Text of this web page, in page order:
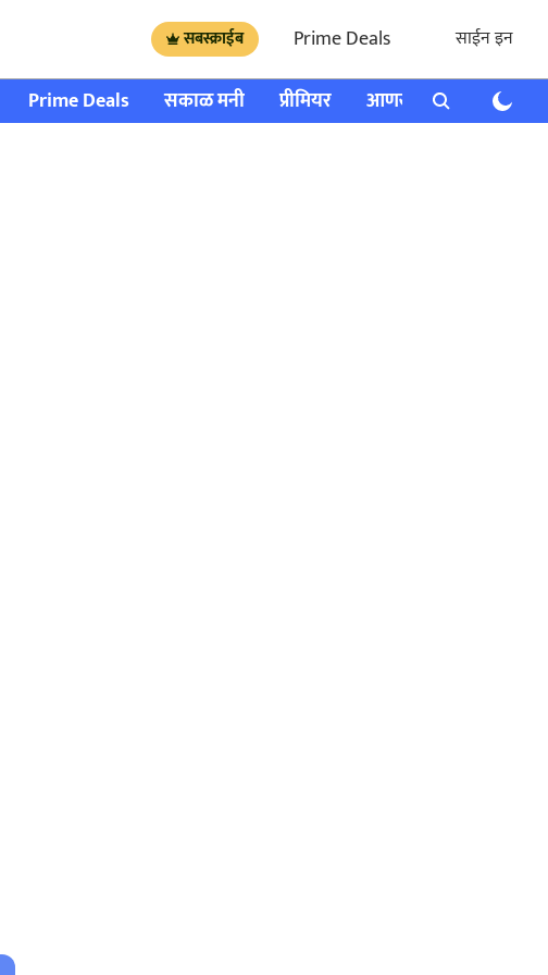
सबस्क्राईब Prime Deals साईन इन
Prime Deals सकाळ मनी प्रीमियर आणखी राशी भविष्य